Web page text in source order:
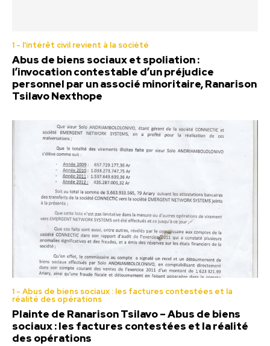
1 - l'intérêt civil revient à la société
Abus de biens sociaux et spoliation :
l’invocation contestable d’un préjudice
personnel par un associé minoritaire, Ranarison
Tsilavo Nexthope
1 - Abus de biens sociaux : les factures contestées et la
réalité des opérations
Plainte de Ranarison Tsilavo – Abus de biens
sociaux : les factures contestées et la réalité
des opérations